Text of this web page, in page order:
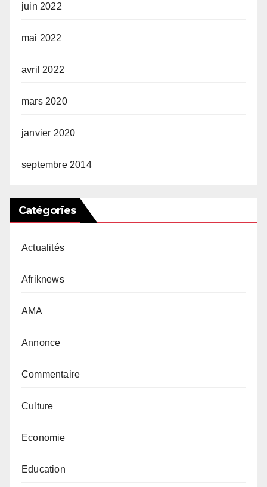
juin 2022
mai 2022
avril 2022
mars 2020
janvier 2020
septembre 2014
Catégories
Actualités
Afriknews
AMA
Annonce
Commentaire
Culture
Economie
Education